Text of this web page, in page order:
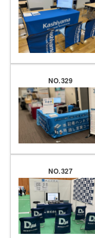
NO.329
NO.327